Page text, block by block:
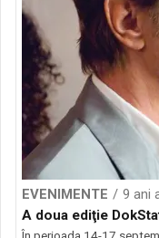
EVENIMENTE
9 ani
A doua ediţie